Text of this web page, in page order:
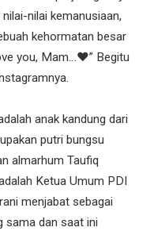
nilai kemanusiaan,
kehormatan besar
you, Mam…❤️” Begitu
anak kandung dari
putri bungsu
almarhum Taufiq
Ketua Umum PDI
menjabat sebagai
sama dan saat ini